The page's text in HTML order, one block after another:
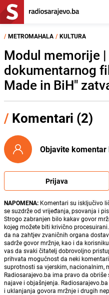
/ METROMAHALA / KULTURA
Modul memorije
dokumentarnog
Made in BiH"
/ Komentari (2)
Objavite
Prijava
NAPOMENA: Komentari su isključivo
se suzdrže od vrijeđanja, psovanja i
Strogo zabranjen bilo kakav govor
kojeg možete biti krivično
da na zahtjev zvaničnih organa
sadrže govor mržnje, kao i da
vas da svaki čitatelj dobrovoljno
prihvata mogućnost da neki
suprotnosti sa vjerskim, nacionalnim,
Radiosarajevo.ba ima pravo da
najave i objašnjenja.
i uklanjanja govora mržnje i drugih